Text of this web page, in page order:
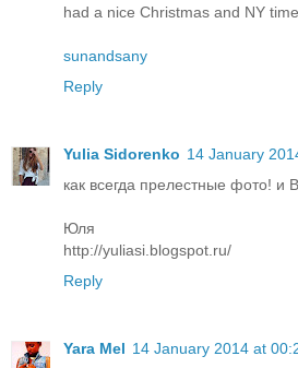
had a nice Christmas and NY
sunandsany
Reply
Yulia Sidorenko 14 January
как всегда прелестные фото! и
Юля
http://yuliasi.blogspot.ru/
Reply
Yara Mel 14 January 2014 at